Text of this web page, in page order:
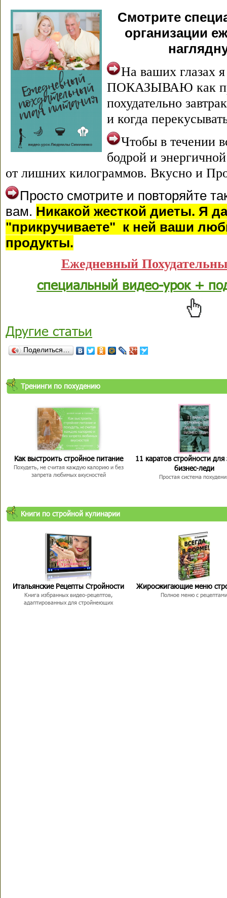
Смотрите
организации
На ваших глазах
ПОКАЗЫВАЮ как
похудательно
и когда
Чтобы в течении
бодрой и
от лишних килограммов. Вкусно и
Просто смотрите и повторяйте
вам. Никакой жесткой диеты. Я
"прикручиваете" к ней ваши
продукты.
Ежедневный
специальный видео-урок +
Другие статьи
Поделиться…
Тренинги по похудению
Как выстроить стройное питание
Похудеть, не считая каждую калорию и без
запрета любимых вкусностей
11 каратов стройности для
бизнес-леди
Простая система
Книги по стройной кулинарии
Итальянские Рецепты Стройности
Книга избранных видео-рецептов,
адаптированных для стройнеющих
Жиросжигающие меню
Полное меню с рецептами